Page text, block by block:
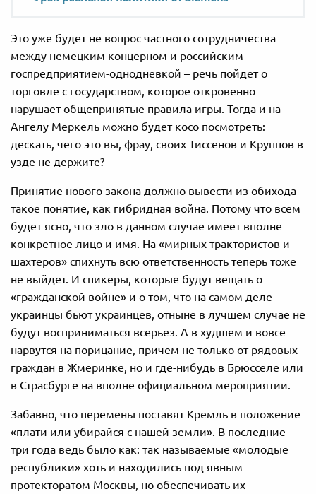
Это уже будет не вопрос частного сотрудничества
между немецким концерном и российским
госпредприятием-однодневкой – речь пойдет о
торговле с государством, которое откровенно
нарушает общепринятые правила игры. Тогда и на
Ангелу Меркель можно будет косо посмотреть:
дескать, чего это вы, фрау, своих Тиссенов и Круппов в
узде не держите?
Принятие нового закона должно вывести из обихода
такое понятие, как гибридная война. Потому что всем
будет ясно, что зло в данном случае имеет вполне
конкретное лицо и имя. На «мирных трактористов и
шахтеров» спихнуть всю ответственность теперь тоже
не выйдет. И спикеры, которые будут вещать о
«гражданской войне» и о том, что на самом деле
украинцы бьют украинцев, отныне в лучшем случае не
будут восприниматься всерьез. А в худшем и вовсе
нарвутся на порицание, причем не только от рядовых
граждан в Жмеринке, но и где-нибудь в Брюсселе или
в Страсбурге на вполне официальном мероприятии.
Забавно, что перемены поставят Кремль в положение
«плати или убирайся с нашей земли». В последние
три года ведь было как: так называемые «молодые
республики» хоть и находились под явным
протекторатом Москвы, но обеспечивать их